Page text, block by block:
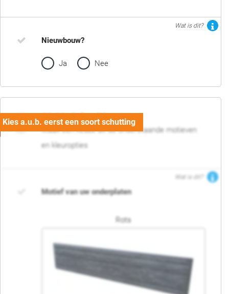
Wat is dit?
Nieuwbouw?
Ja Nee
02. Motief en kleur
Maak een keuze uit de onderstaande motieven
en kleuropties
Wat is dit?
Motief van uw onderplaten
Rots